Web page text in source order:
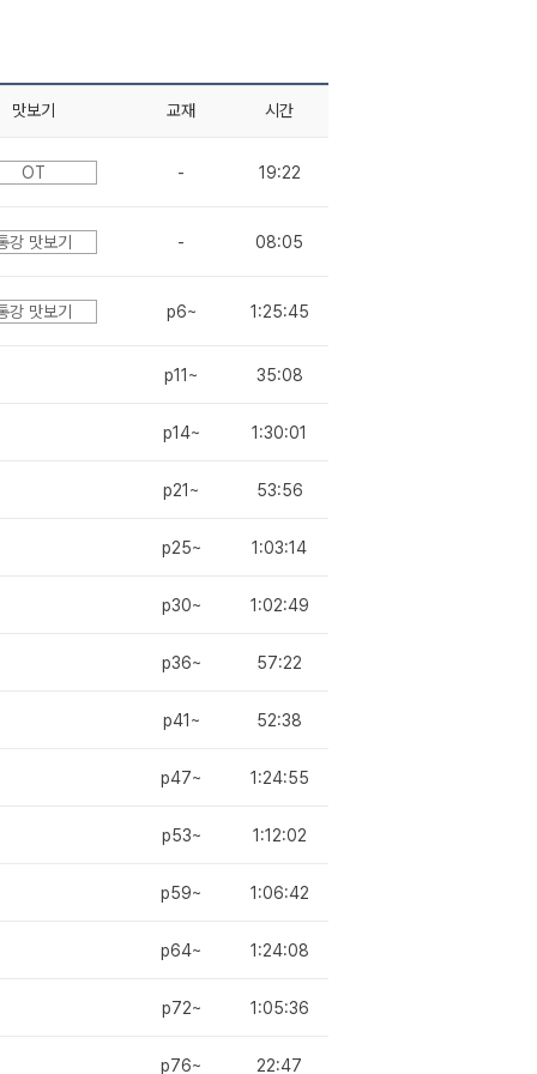
맛보기 교재 시간
OT - 19:22
강 맛보기 - 08:05
강 맛보기 p6~ 1:25:45
p11~ 35:08
p14~ 1:30:01
p21~ 53:56
p25~ 1:03:14
p30~ 1:02:49
p36~ 57:22
p41~ 52:38
p47~ 1:24:55
p53~ 1:12:02
p59~ 1:06:42
p64~ 1:24:08
p72~ 1:05:36
p76~ 22:47